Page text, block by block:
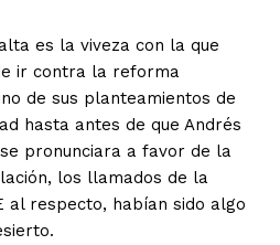
es la viveza con la que
ir contra la reforma
de sus planteamientos de
hasta antes de que Andrés
pronunciara a favor de la
los llamados de la
al respecto, habían sido algo